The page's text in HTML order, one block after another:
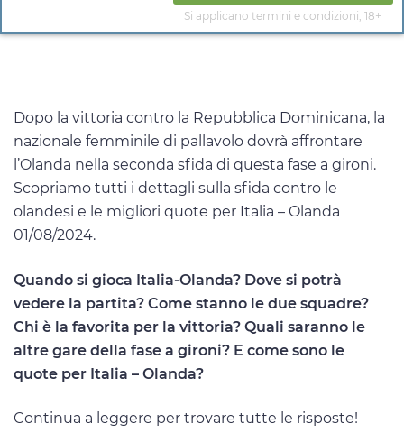
Si applicano termini e condizioni, 18+
Dopo la vittoria contro la Repubblica Dominicana, la
nazionale femminile di pallavolo dovrà affrontare
l’Olanda nella seconda sfida di questa fase a gironi.
Scopriamo tutti i dettagli sulla sfida contro le
olandesi e le migliori quote per Italia – Olanda
01/08/2024.
Quando si gioca Italia-Olanda? Dove si potrà
vedere la partita? Come stanno le due squadre?
Chi è la favorita per la vittoria? Quali saranno le
altre gare della fase a gironi? E come sono le
quote per Italia – Olanda?
Continua a leggere per trovare tutte le risposte!